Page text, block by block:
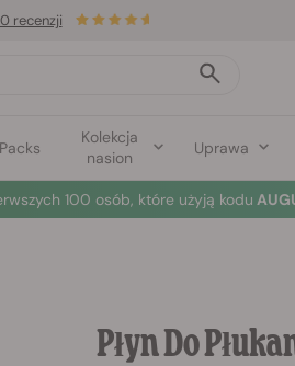
Kolekcja
nasion
Uprawa
recenzji
100 osób, które użyją kodu
Płyn Do